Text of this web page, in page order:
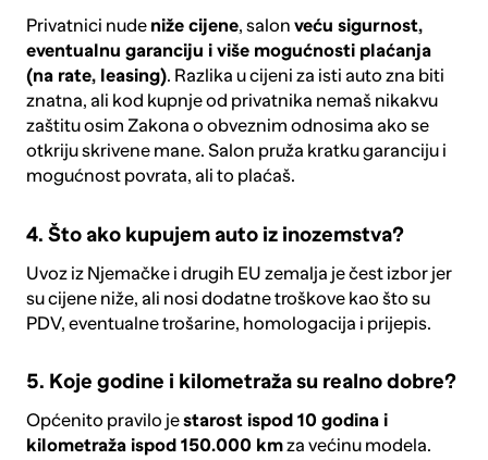
Privatnici nude niže cijene, salon veću sigurnost,
eventualnu garanciju i više mogućnosti plaćanja
(na rate, leasing). Razlika u cijeni za isti auto zna biti
znatna, ali kod kupnje od privatnika nemaš nikakvu
zaštitu osim Zakona o obveznim odnosima ako se
otkriju skrivene mane. Salon pruža kratku garanciju i
mogućnost povrata, ali to plaćaš.
4. Što ako kupujem auto iz inozemstva?
Uvoz iz Njemačke i drugih EU zemalja je čest izbor jer
su cijene niže, ali nosi dodatne troškove kao što su
PDV, eventualne trošarine, homologacija i prijepis.
5. Koje godine i kilometraža su realno dobre?
Općenito pravilo jestarost ispod 10 godina i
kilometraža ispod 150.000 kmza većinu modela.